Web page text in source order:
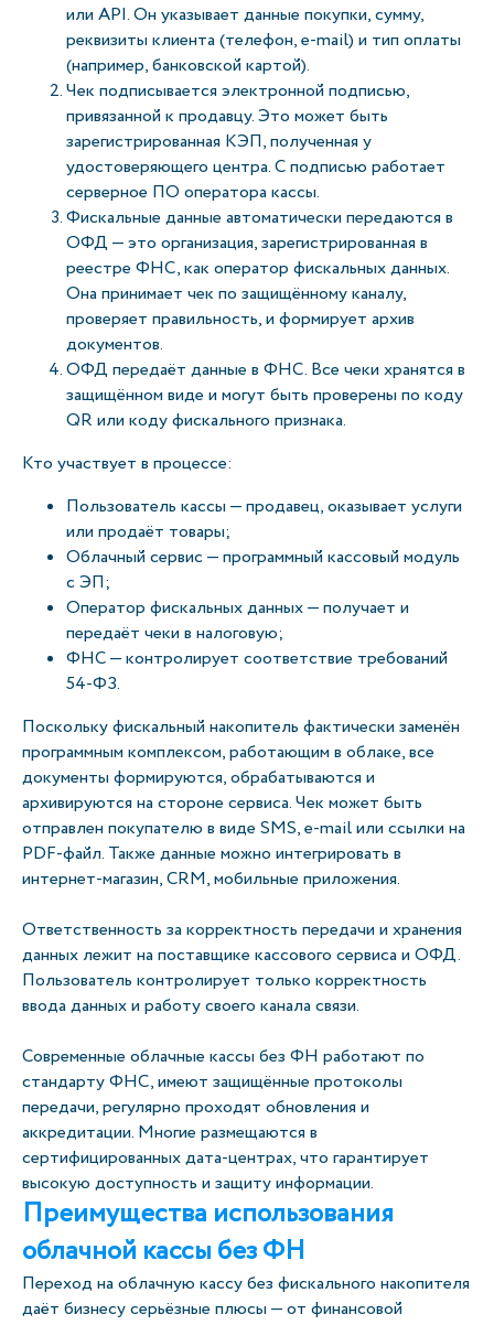
или API. Он указывает данные покупки, сумму,
реквизиты клиента (телефон, e-mail) и тип оплаты
(например, банковской картой).
Чек подписывается электронной подписью,
привязанной к продавцу. Это может быть
зарегистрированная КЭП, полученная у
удостоверяющего центра. С подписью работает
серверное ПО оператора кассы.
Фискальные данные автоматически передаются в
ОФД — это организация, зарегистрированная в
реестре ФНС, как оператор фискальных данных.
Она принимает чек по защищённому каналу,
проверяет правильность, и формирует архив
документов.
ОФД передаёт данные в ФНС. Все чеки хранятся в
защищённом виде и могут быть проверены по коду
QR или коду фискального признака.
Кто участвует в процессе:
Пользователь кассы — продавец, оказывает услуги
или продаёт товары;
Облачный сервис — программный кассовый модуль
с ЭП;
Оператор фискальных данных — получает и
передаёт чеки в налоговую;
ФНС — контролирует соответствие требований
54-ФЗ.
Поскольку фискальный накопитель фактически заменён
программным комплексом, работающим в облаке, все
документы формируются, обрабатываются и
архивируются на стороне сервиса. Чек может быть
отправлен покупателю в виде SMS, e-mail или ссылки на
PDF-файл. Также данные можно интегрировать в
интернет-магазин, CRM, мобильные приложения.
Ответственность за корректность передачи и хранения
данных лежит на поставщике кассового сервиса и ОФД.
Пользователь контролирует только корректность
ввода данных и работу своего канала связи.
Современные облачные кассы без ФН работают по
стандарту ФНС, имеют защищённые протоколы
передачи, регулярно проходят обновления и
аккредитации. Многие размещаются в
сертифицированных дата-центрах, что гарантирует
высокую доступность и защиту информации.
Преимущества использования
облачной кассы без ФН
Переход на облачную кассу без фискального накопителя
даёт бизнесу серьёзные плюсы — от финансовой